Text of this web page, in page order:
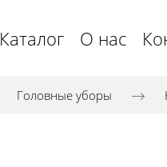
Каталог О нас
Головные уборы